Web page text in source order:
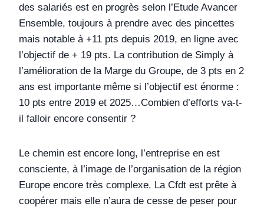
des salariés est en progrès selon l’Etude Avancer
Ensemble, toujours à prendre avec des pincettes
mais notable à +11 pts depuis 2019, en ligne avec
l’objectif de + 19 pts. La contribution de Simply à
l’amélioration de la Marge du Groupe, de 3 pts en 2
ans est importante même si l’objectif est énorme :
10 pts entre 2019 et 2025…Combien d’efforts va-t-
il falloir encore consentir ?
Le chemin est encore long, l’entreprise en est
consciente, à l’image de l’organisation de la région
Europe encore très complexe. La Cfdt est prête à
coopérer mais elle n’aura de cesse de peser pour